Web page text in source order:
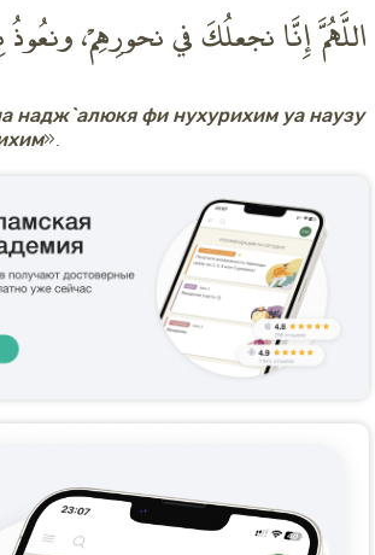
اللَّهُمَّ إِنَّا نجعلُكَ في نحورِهِمْ،
надж`алюкя фи нухурихим уа наузу
».